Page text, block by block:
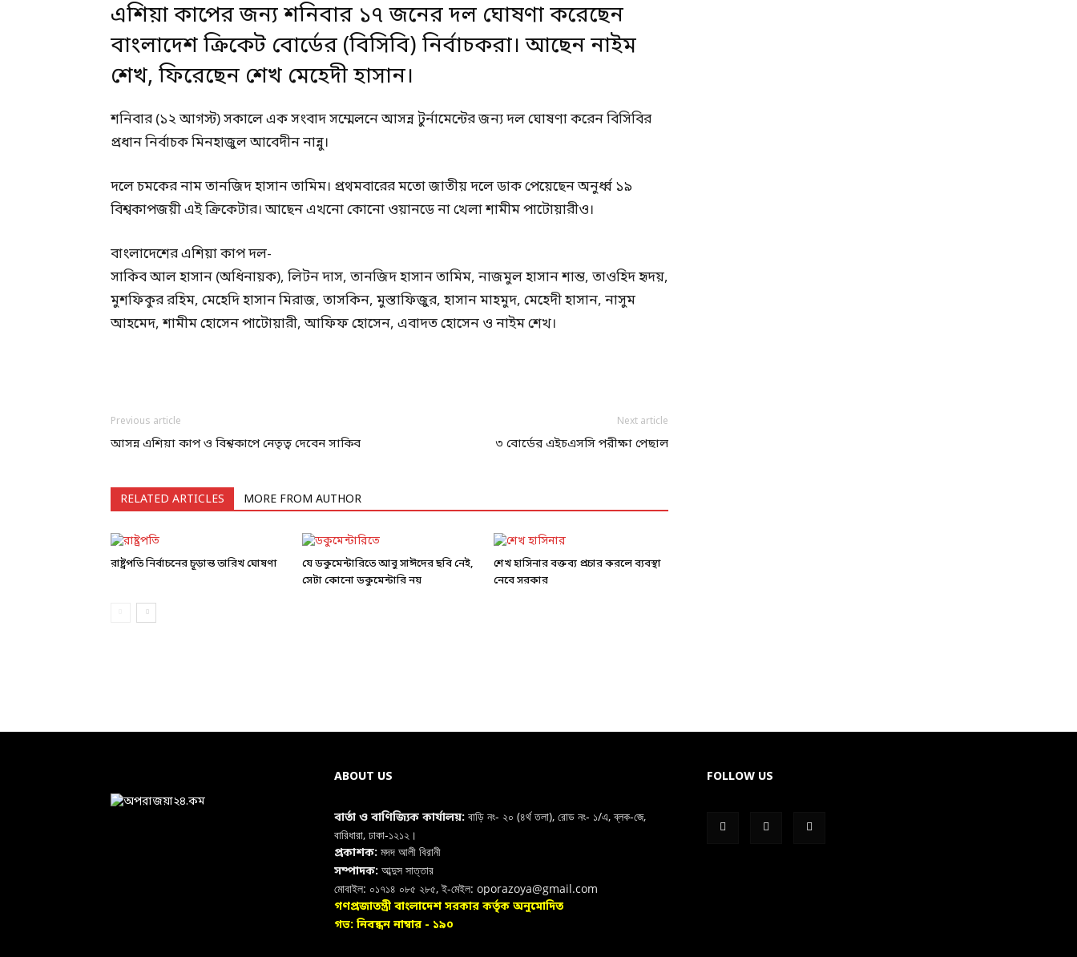
এশিয়া কাপের জন্য শনিবার ১৭ জনের দল ঘোষণা করেছেন
বাংলাদেশ ক্রিকেট বোর্ডের (বিসিবি) নির্বাচকরা। আছেন নাইম
শেখ, ফিরেছেন শেখ মেহেদী হাসান।
শনিবার (১২ আগস্ট) সকালে এক সংবাদ সম্মেলনে আসন্ন টুর্নামেন্টের জন্য দল ঘোষণা করেন বিসিবির
প্রধান নির্বাচক মিনহাজুল আবেদীন নান্নু।
দলে চমকের নাম তানজিদ হাসান তামিম। প্রথমবারের মতো জাতীয় দলে ডাক পেয়েছেন অনুর্ধ্ব ১৯
বিশ্বকাপজয়ী এই ক্রিকেটার। আছেন এখনো কোনো ওয়ানডে না খেলা শামীম পাটোয়ারীও।
বাংলাদেশের এশিয়া কাপ দল-
সাকিব আল হাসান (অধিনায়ক), লিটন দাস, তানজিদ হাসান তামিম, নাজমুল হাসান শান্ত, তাওহিদ হৃদয়,
মুশফিকুর রহিম, মেহেদি হাসান মিরাজ, তাসকিন, মুস্তাফিজুর, হাসান মাহমুদ, মেহেদী হাসান, নাসুম
আহমেদ, শামীম হোসেন পাটোয়ারী, আফিফ হোসেন, এবাদত হোসেন ও নাইম শেখ।
Previous article
আসন্ন এশিয়া কাপ ও বিশ্বকাপে নেতৃত্ব দেবেন সাকিব
Next article
৩ বোর্ডের এইচএসসি পরীক্ষা পেছাল
RELATED ARTICLES MORE FROM AUTHOR
রাষ্ট্রপতি নির্বাচনের চূড়ান্ত তারিখ ঘোষণা
যে ডকুমেন্টারিতে আবু সাঈদের ছবি নেই,
সেটা কোনো ডকুমেন্টারি নয়
শেখ হাসিনার বক্তব্য প্রচার করলে ব্যবস্থা
নেবে সরকার
ABOUT US
বার্তা ও বাণিজ্যিক কার্যালয়: বাড়ি নং- ২০ (৪র্থ তলা), রোড নং- ১/এ, ব্লক-জে,
বারিধারা, ঢাকা-১২১২।
প্রকাশক: মদদ আলী বিরানী
সম্পাদক: আব্দুস সাত্তার
মোবাইল: ০১৭১৪ ০৮৫ ২৮৫, ই-মেইল: oporazoya@gmail.com
গণপ্রজাতন্ত্রী বাংলাদেশ সরকার কর্তৃক অনুমোদিত
গভ: নিবন্ধন নাম্বার - ১৯০
FOLLOW US